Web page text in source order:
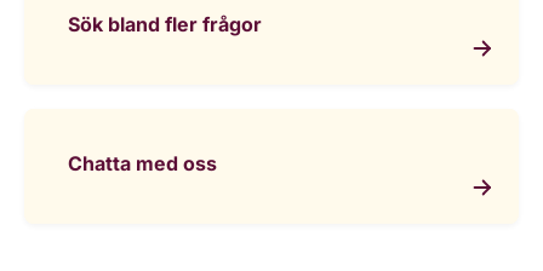
Sök bland fler frågor
Chatta med oss